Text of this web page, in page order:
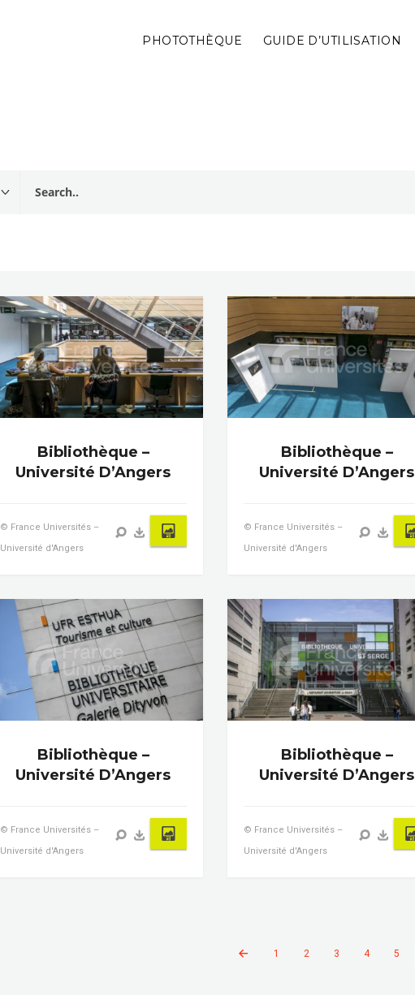
PHOTOTHÈQUE GUIDE D’UTILISATION
Bibliothèque –
Université D’Angers
© France Universités –
Université d'Angers
Bibliothèque –
Université D’Angers
© France Universités –
Université d'Angers
Bibliothèque –
Université D’Angers
© France Universités –
Université d'Angers
Bibliothèque –
Université D’Angers
© France Universités –
Université d'Angers
1 2 3 4 5